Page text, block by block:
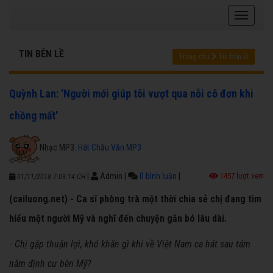
TIN BÊN LỀ Trang chủ Tin bên lề
Quỳnh Lan: 'Người mới giúp tôi vượt qua nỗi cô đơn khi
chồng mất'
Nhạc MP3: Hát Chầu Văn MP3
01/11/2018 7:03:14 CH Admin 0 bình luận 1457 lượt xem
(cailuong.net) - Ca sĩ phòng trà một thời chia sẻ chị đang tìm
hiểu một người Mỹ và nghĩ đến chuyện gắn bó lâu dài.
- Chị gặp thuận lợi, khó khăn gì khi về Việt Nam ca hát sau tám
năm định cư bên Mỹ?